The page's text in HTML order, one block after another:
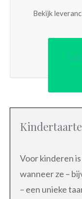
Bekijk
Voor kinderen
wanneer ze –
– een unieke